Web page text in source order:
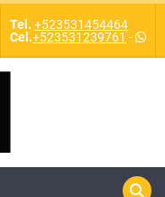
Tel. +523531454464
Cel.+523531239761 -